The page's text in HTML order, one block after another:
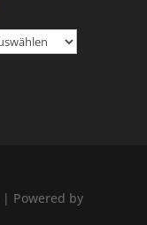
| Powered by